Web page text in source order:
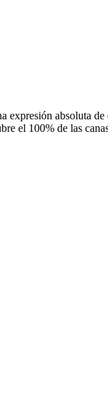
expresión absoluta
el 100% de las